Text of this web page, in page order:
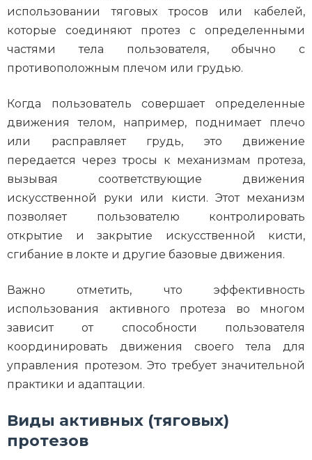
использовании тяговых тросов или кабелей,
которые соединяют протез с определенными
частями тела пользователя, обычно с
противоположным плечом или грудью.
Когда пользователь совершает определенные
движения телом, например, поднимает плечо
или расправляет грудь, это движение
передается через тросы к механизмам протеза,
вызывая соответствующие движения
искусственной руки или кисти. Этот механизм
позволяет пользователю контролировать
открытие и закрытие искусственной кисти,
сгибание в локте и другие базовые движения.
Важно отметить, что эффективность
использования активного протеза во многом
зависит от способности пользователя
координировать движения своего тела для
управления протезом. Это требует значительной
практики и адаптации.
Виды активных (тяговых)
протезов